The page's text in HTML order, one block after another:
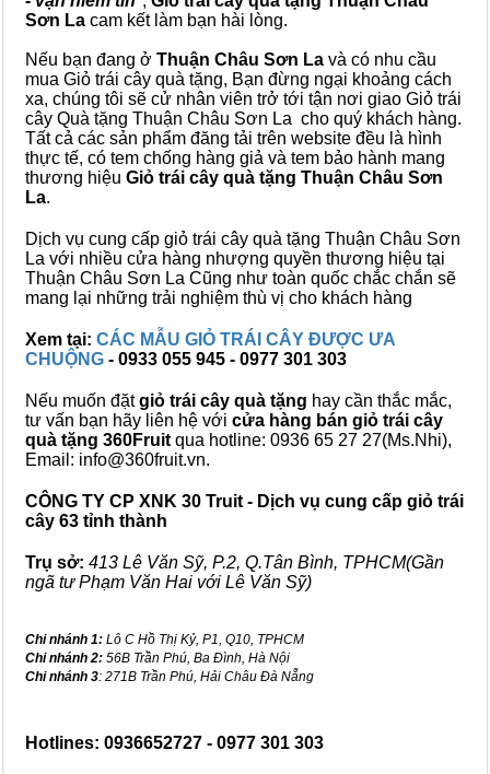
Sơn La cam kết làm bạn hài lòng.
Nếu bạn đang ở Thuận Châu Sơn La và có nhu cầu
mua Giỏ trái cây quà tặng, Bạn đừng ngại khoảng cách
xa, chúng tôi sẽ cử nhân viên trở tới tận nơi giao Giỏ trái
cây Quà tặng Thuận Châu Sơn La cho quý khách hàng.
Tất cả các sản phẩm đăng tải trên website đều là hình
thực tế, có tem chống hàng giả và tem bảo hành mang
thương hiệu Giỏ trái cây quà tặng Thuận Châu Sơn
La.
Dịch vụ cung cấp giỏ trái cây quà tặng Thuận Châu Sơn
La với nhiều cửa hàng nhượng quyền thương hiệu tại
Thuận Châu Sơn La Cũng như toàn quốc chắc chắn sẽ
mang lại những trải nghiệm thù vị cho khách hàng
Xem tại: CÁC MẪU GIỎ TRÁI CÂY ĐƯỢC ƯA
CHUỘNG - 0933 055 945 - 0977 301 303
Nếu muốn đặtgiỏ trái cây quà tặng hay cần thắc mắc,
tư vấn bạn hãy liên hệ với cửa hàng bán giỏ trái cây
quà tặng 360Fruit qua hotline: 0936 65 27 27(Ms.Nhi),
Email: info@360fruit.vn.
CÔNG TY CP XNK 30 Truit - Dịch vụ cung cấp giỏ trái
cây 63 tỉnh thành
Trụ sở: 413 Lê Văn Sỹ, P.2, Q.Tân Bình, TPHCM(Gần
ngã tư Phạm Văn Hai với Lê Văn Sỹ)
Chi nhánh 1: Lô C Hồ Thị Kỷ, P1, Q10, TPHCM
Chi nhánh 2: 56B Trần Phú, Ba Đình, Hà Nội
Chi nhánh 3: 271B Trần Phú, Hải Châu Đà Nẵng
Hotlines: 0936652727 - 0977 301 303